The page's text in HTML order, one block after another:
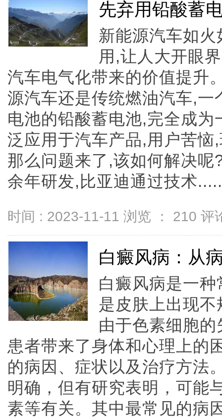
先弃用铅酸蓄
新能源汽车如
用,让人大开眼
汽车电气化带来的价值提升
源汽车还是传统燃油汽车,
电池的铅酸蓄电池,完全成
泛应用于汽车产品,用户苦
那么问题来了,该如何解决
余年研发,比亚迪通过技术
时间 : 2023-11-11 浏览 ： 210 评
白癜风病：从
白癜风病是一
是皮肤上出现
由于色素细胞
患者带来了身体和心理上的
的病因、症状以及治疗方法
明确，但有研究表明，可能
素等有关。其中最常见的病